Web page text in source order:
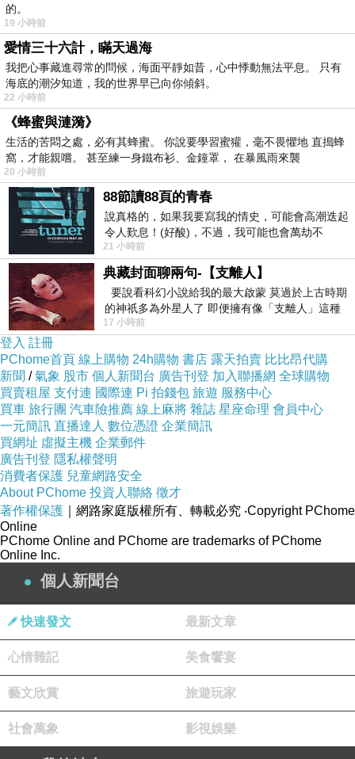
復，之後，用Telegram假裝gay使詐團迷頭迷腦，竟然釋放
了吳瑞瑋回台，讓我感到意外是吳瑞瑋還聽五月天，家屬
怨我不力
柬埔寨逃亡記，第五關：用了260天左右，由緬甸經印度，
到斯里蘭卡
柬埔寨逃亡記，第六關：不知用多少天？從緬甸勃固，經
二十多个国家或地區，跨洲，最後，目的地是葡萄牙里斯
本機場
真是用了四年去進行！
的。
19 小時前
愛情三十六計，瞞天過海
我把心事藏進尋常的問候，海面平靜如昔，心中悸動無法平息。 只有
海底的潮汐知道，我的世界早已向你傾斜。
22 小時前
《蜂蜜與漣漪》
生活的苦悶之處，必有其蜂蜜。 你說要學習蜜獾，毫不畏懼地 直搗蜂
窩，才能親嚐。 甚至練一身鐵布衫、金鐘罩， 在暴風雨來襲
20 小時前
88節讀88頁的青春
說真格的，如果我要寫我的情史，可能會高潮迭起
令人歎息！(好酸)，不過，我可能也會萬劫不
復...，每天跪鍵盤還是被判了花心的罪
21 小時前
典藏封面聊兩句-【支離人】
要說看科幻小說給我的最大啟蒙 莫過於上古時期
的神祇多為外星人了 即便擁有像「支離人」這種
驚世駭俗的神通法門 也未必讀
17 小時前
登入 註冊
PChome首頁 線上購物 24h購物 書店 露天拍賣 比比昂代購
新聞 /氣象 股市 個人新聞台 廣告刊登 加入聯播網 全球購物
買賣租屋 支付連 國際連 Pi 拍錢包 旅遊 服務中心
買車 旅行團 汽車險推薦 線上麻將 雜誌 星座命理 會員中心
一元簡訊 直播達人 數位憑證 企業簡訊
買網址 虛擬主機 企業郵件
廣告刊登 隱私權聲明
消費者保護 兒童網路安全
About PChome 投資人聯絡 徵才
著作權保護 ｜網路家庭版權所有、轉載必究 ‧Copyright PChome
Online
PChome Online and PChome are trademarks of PChome
Online Inc.
個人新聞台
快速發文 最新文章
心情雜記 美食饗宴
藝文欣賞 旅遊玩家
社會萬象 影視娛樂